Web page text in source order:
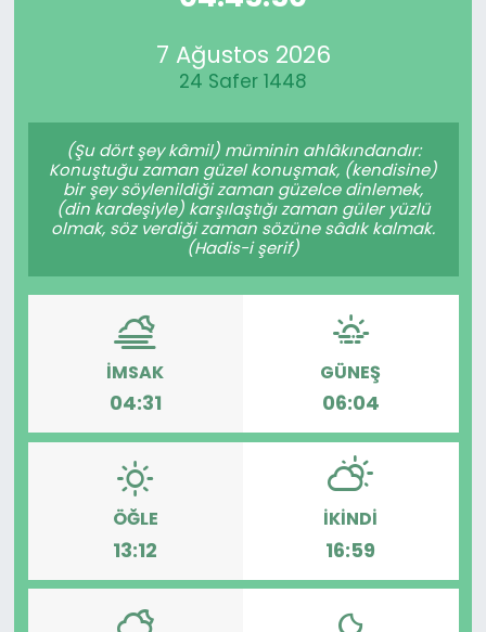
7 Ağustos 2026
24 Safer 1448
(Şu dört şey kâmil) müminin ahlâkındandır:
Konuştuğu zaman güzel konuşmak, (kendisine)
bir şey söylenildiği zaman güzelce dinlemek,
(din kardeşiyle) karşılaştığı zaman güler yüzlü
olmak, söz verdiği zaman sözüne sâdık kalmak.
(Hadis-i şerif)
İMSAK
04:31
GÜNEŞ
06:04
ÖĞLE
13:12
İKINDI
16:59